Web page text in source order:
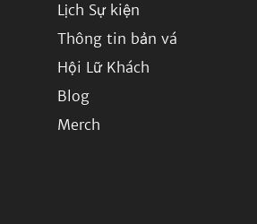
Lịch Sự kiện
Thông tin bản vá
Hội Lữ Khách
Blog
Merch